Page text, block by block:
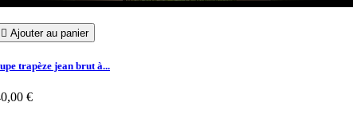
 Ajouter au panier
trapèze jean brut à...
€